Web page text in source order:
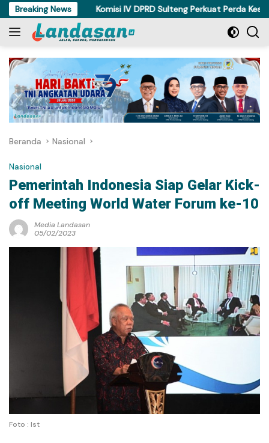
Langsung
ke
konten
Breaking News
Polisi Komisi IV DPRD Sulteng Perkuat Perda Kesehatan
Beranda Nasional
Nasional
Pemerintah Indonesia Siap Gelar Kick-
off Meeting World Water Forum ke-10
Media Landasan
05/02/2023
Foto : Ist